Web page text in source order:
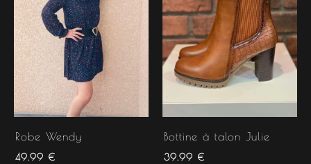
Robe Wendy
49.99 €
Bottine à talon Julie
39.99 €